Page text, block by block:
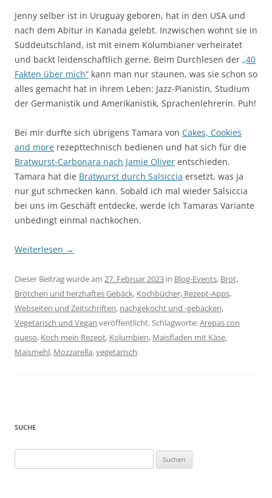
Jenny selber ist in Uruguay geboren, hat in den USA und
nach dem Abitur in Kanada gelebt. Inzwischen wohnt sie in
Süddeutschland, ist mit einem Kolumbianer verheiratet
und backt leidenschaftlich gerne. Beim Durchlesen der „40
Fakten über mich“ kann man nur staunen, was sie schon so
alles gemacht hat in ihrem Leben: Jazz-Pianistin, Studium
der Germanistik und Amerikanistik, Sprachenlehrerin. Puh!
Bei mir durfte sich übrigens Tamara von Cakes, Cookies
and more rezepttechnisch bedienen und hat sich für die
Bratwurst-Carbonara nach Jamie Oliver entschieden.
Tamara hat die Bratwurst durch Salsiccia ersetzt, was ja
nur gut schmecken kann. Sobald ich mal wieder Salsiccia
bei uns im Geschäft entdecke, werde ich Tamaras Variante
unbedingt einmal nachkochen.
Weiterlesen →
Dieser Beitrag wurde am 27. Februar 2023 in Blog-Events, Brot,
Brötchen und herzhaftes Gebäck, Kochbücher, Rezept-Apps,
Webseiten und Zeitschriften, nachgekocht und -gebacken,
Vegetarisch und Vegan veröffentlicht. Schlagworte:Arepas con
queso, Koch mein Rezept, Kolumbien, Maisfladen mit Käse,
Maismehl, Mozzarella,vegetarisch.
SUCHE
nach: